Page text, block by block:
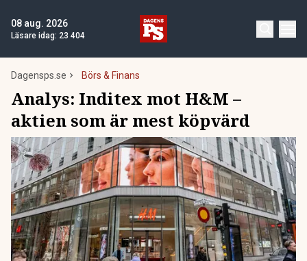
08 aug. 2026
Läsare idag: 23 404
Dagensps.se Börs & Finans
Analys: Inditex mot H&M –
aktien som är mest köpvärd